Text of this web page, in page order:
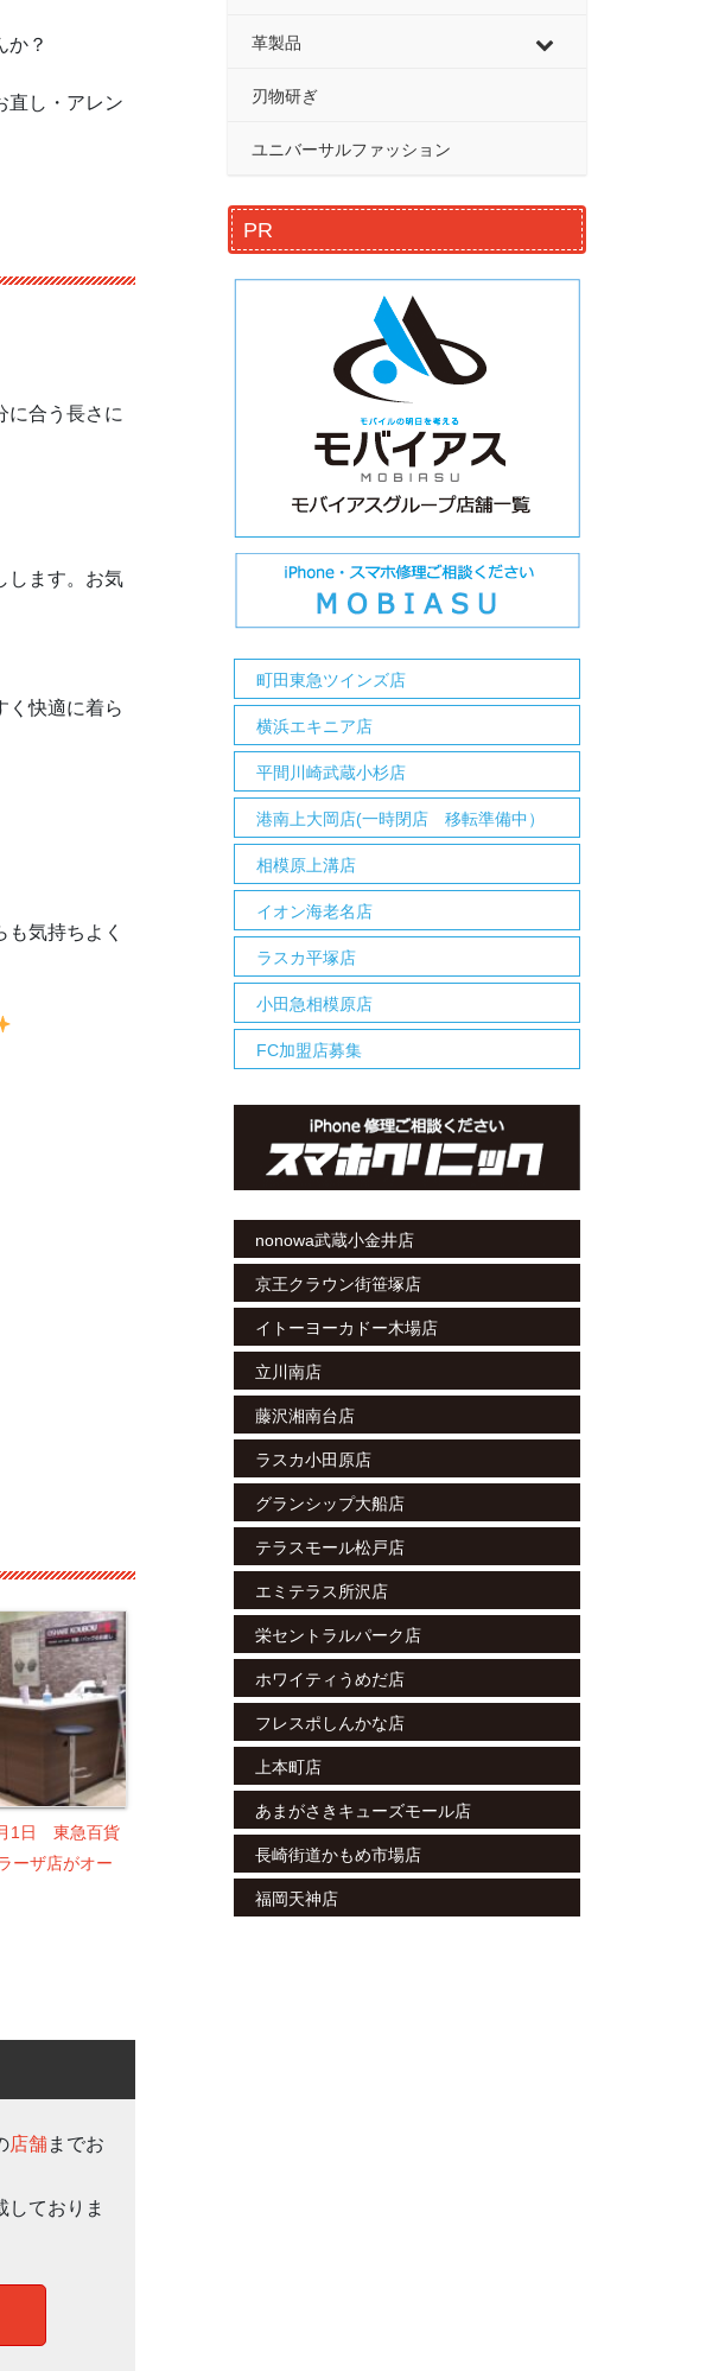
か？
直し・アレン
に合う長さに
します。お気
く快適に着ら
気持ちよく
1日 東急百貨
ーザ店がオー
店舗までお
しておりま
革製品
刃物研ぎ
ユニバーサルファッション
PR
町田東急ツインズ店
横浜エキニア店
平間川崎武蔵小杉店
港南上大岡店(一時閉店 移転準備中）
相模原上溝店
イオン海老名店
ラスカ平塚店
小田急相模原店
FC加盟店募集
nonowa武蔵小金井店
京王クラウン街笹塚店
イトーヨーカドー木場店
立川南店
藤沢湘南台店
ラスカ小田原店
グランシップ大船店
テラスモール松戸店
エミテラス所沢店
栄セントラルパーク店
ホワイティうめだ店
フレスポしんかな店
上本町店
あまがさきキューズモール店
長崎街道かもめ市場店
福岡天神店